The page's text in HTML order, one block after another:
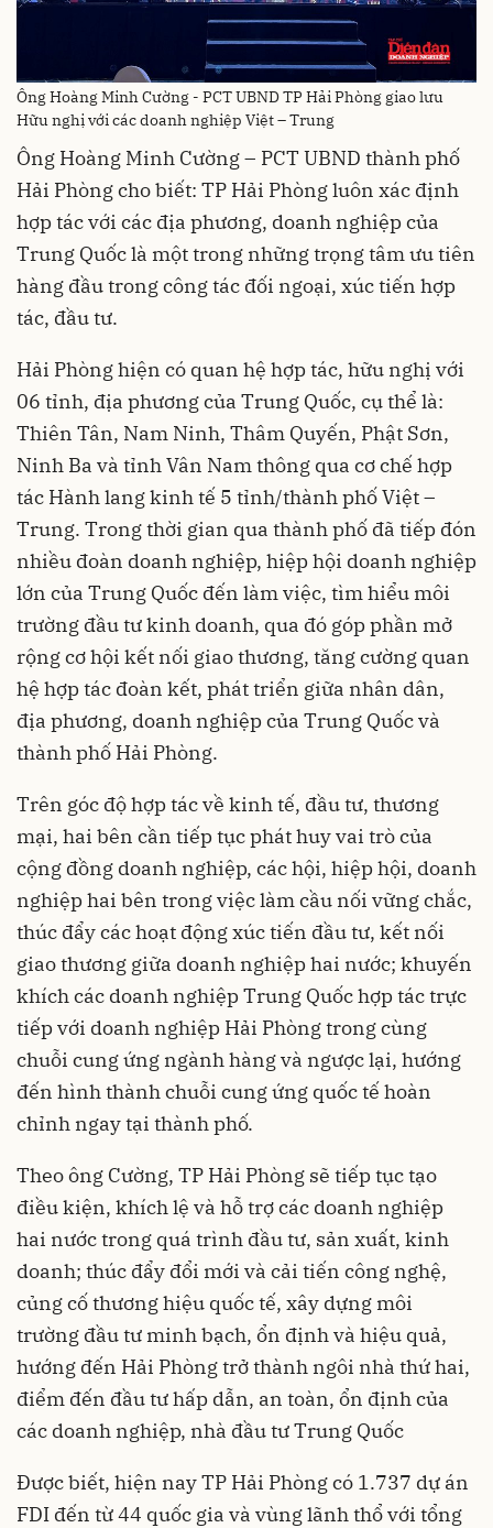
Ông Hoàng Minh Cường - PCT UBND TP Hải Phòng giao lưu
Hữu nghị với các doanh nghiệp Việt – Trung
Ông Hoàng Minh Cường – PCT UBND thành phố
Hải Phòng cho biết: TP Hải Phòng luôn xác định
hợp tác với các địa phương, doanh nghiệp của
Trung Quốc là một trong những trọng tâm ưu tiên
hàng đầu trong công tác đối ngoại, xúc tiến hợp
tác, đầu tư.
Hải Phòng hiện có quan hệ hợp tác, hữu nghị với
06 tỉnh, địa phương của Trung Quốc, cụ thể là:
Thiên Tân, Nam Ninh, Thâm Quyến, Phật Sơn,
Ninh Ba và tỉnh Vân Nam thông qua cơ chế hợp
tác Hành lang kinh tế 5 tỉnh/thành phố Việt –
Trung. Trong thời gian qua thành phố đã tiếp đón
nhiều đoàn doanh nghiệp, hiệp hội doanh nghiệp
lớn của Trung Quốc đến làm việc, tìm hiểu môi
trường đầu tư kinh doanh, qua đó góp phần mở
rộng cơ hội kết nối giao thương, tăng cường quan
hệ hợp tác đoàn kết, phát triển giữa nhân dân,
địa phương, doanh nghiệp của Trung Quốc và
thành phố Hải Phòng.
Trên góc độ hợp tác về kinh tế, đầu tư, thương
mại, hai bên cần tiếp tục phát huy vai trò của
cộng đồng doanh nghiệp, các hội, hiệp hội, doanh
nghiệp hai bên trong việc làm cầu nối vững chắc,
thúc đẩy các hoạt động xúc tiến đầu tư, kết nối
giao thương giữa doanh nghiệp hai nước; khuyến
khích các doanh nghiệp Trung Quốc hợp tác trực
tiếp với doanh nghiệp Hải Phòng trong cùng
chuỗi cung ứng ngành hàng và ngược lại, hướng
đến hình thành chuỗi cung ứng quốc tế hoàn
chỉnh ngay tại thành phố.
Theo ông Cường, TP Hải Phòng sẽ tiếp tục tạo
điều kiện, khích lệ và hỗ trợ các doanh nghiệp
hai nước trong quá trình đầu tư, sản xuất, kinh
doanh; thúc đẩy đổi mới và cải tiến công nghệ,
củng cố thương hiệu quốc tế, xây dựng môi
trường đầu tư minh bạch, ổn định và hiệu quả,
hướng đến Hải Phòng trở thành ngôi nhà thứ hai,
điểm đến đầu tư hấp dẫn, an toàn, ổn định của
các doanh nghiệp, nhà đầu tư Trung Quốc
Được biết, hiện nay TP Hải Phòng có 1.737 dự án
FDI đến từ 44 quốc gia và vùng lãnh thổ với tổng